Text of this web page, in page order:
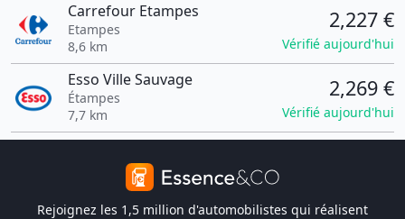
Carrefour Etampes
Etampes
8,6 km
2,227 €
Vérifié aujourd'hui
Esso Ville Sauvage
Étampes
7,7 km
2,269 €
Vérifié aujourd'hui
Rejoignez les 1,5 million d'automobilistes qui réalisent